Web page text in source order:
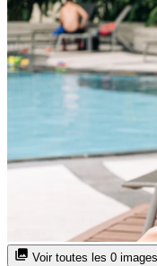
Voir toutes les 0 images